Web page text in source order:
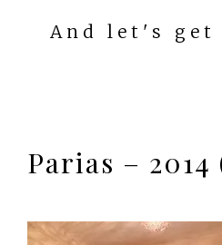
And let's get
Parias – 2014